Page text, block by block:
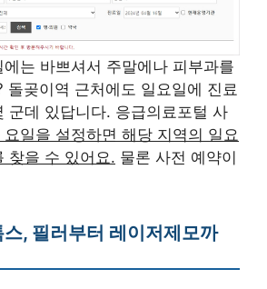
는 바쁘셔서 주말에나 피부과를
돌곶이역 근처에도 일요일에 진료
군데 있답니다. 응급의료포털 사
요일을 설정하면 해당 지역의 일요
찾을 수 있어요. 물론 사전 예약이
, 필러부터 레이저제모까